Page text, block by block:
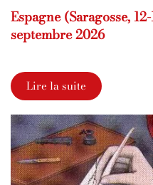
Espagne (Saragosse,
septembre 2026
Lire la suite